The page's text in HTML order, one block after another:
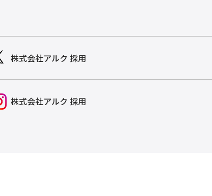
株式会社アルク 採用
株式会社アルク 採用